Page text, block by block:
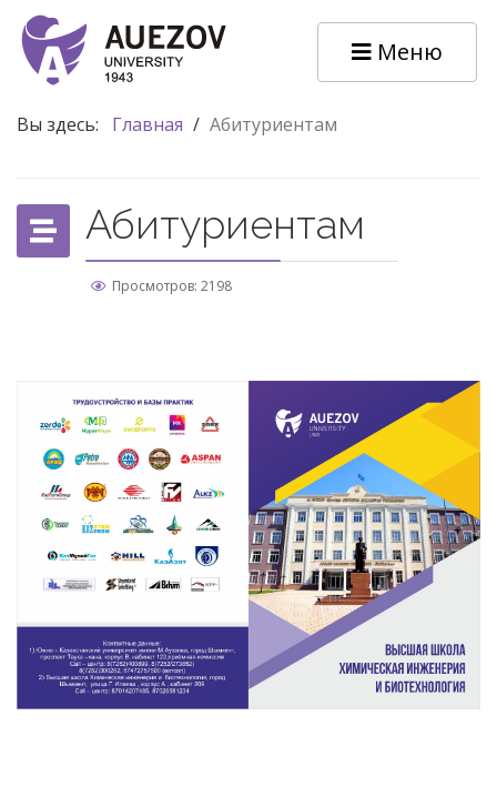
Меню
Вы здесь: Главная / Абитуриентам
Абитуриентам
Просмотров: 2198